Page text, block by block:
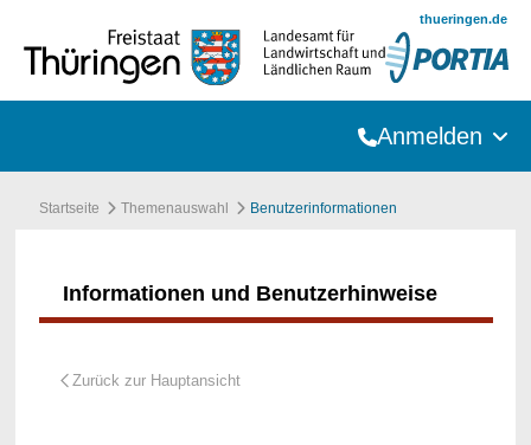
thueringen.de
Anmelden
Startseite Themenauswahl Benutzerinformationen
Informationen und Benutzerhinweise